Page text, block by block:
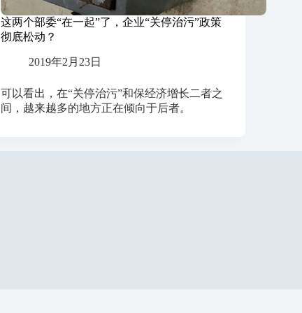
这两个部委“在一起”了，企业“关停治污”政策
彻底松动？
2019年2月23日
可以看出，在“关停治污”和保经济增长二者之
间，越来越多的地方正在倾向于后者。